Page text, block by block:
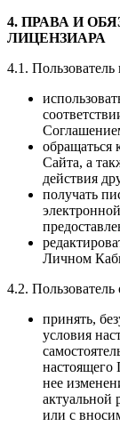
4. ПРАВА И
ЛИЦЕНЗИАРА
4.1. Пользователь
обращаться
Сайта, а
действия
получать
Личном
4.2. Пользователь
принять,
условия
настоящего
нее
актуальной
или с